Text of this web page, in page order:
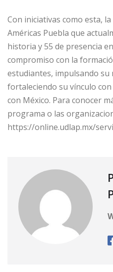
Con iniciativas como esta,
Américas Puebla que
historia y 55 de presencia
compromiso con la
estudiantes, impulsando su
fortaleciendo su vínculo
con México. Para conocer
programa o las
https://online.udlap.mx/